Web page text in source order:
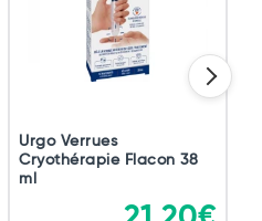
Urgo Verrues
Cryothérapie Flacon 38
ml